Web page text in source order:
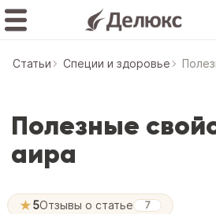
Статьи Специи и здоровье
Полезные
аира
★5Отзывы о статье 7